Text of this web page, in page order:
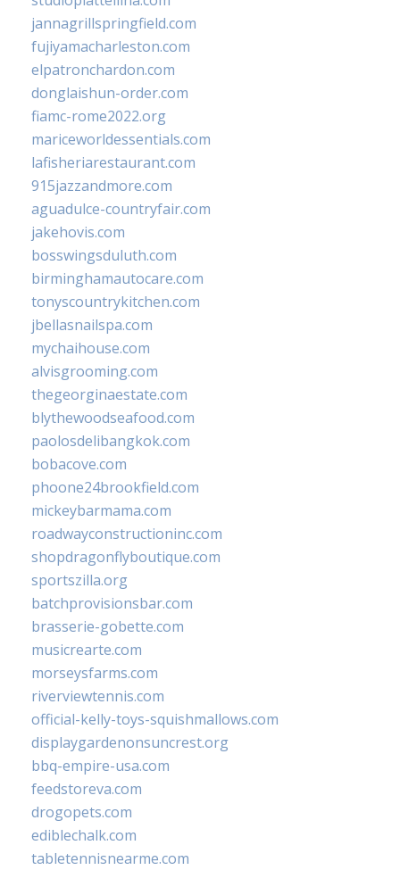
jannagrillspringfield.com
fujiyamacharleston.com
elpatronchardon.com
donglaishun-order.com
fiamc-rome2022.org
mariceworldessentials.com
lafisheriarestaurant.com
915jazzandmore.com
aguadulce-countryfair.com
jakehovis.com
bosswingsduluth.com
birminghamautocare.com
tonyscountrykitchen.com
jbellasnailspa.com
mychaihouse.com
alvisgrooming.com
thegeorginaestate.com
blythewoodseafood.com
paolosdelibangkok.com
bobacove.com
phoone24brookfield.com
mickeybarmama.com
roadwayconstructioninc.com
shopdragonflyboutique.com
sportszilla.org
batchprovisionsbar.com
brasserie-gobette.com
musicrearte.com
morseysfarms.com
riverviewtennis.com
official-kelly-toys-squishmallows.com
displaygardenonsuncrest.org
bbq-empire-usa.com
feedstoreva.com
drogopets.com
ediblechalk.com
tabletennisnearme.com